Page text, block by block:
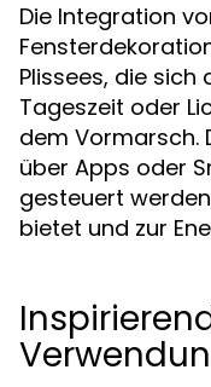
Die Integration
Plissees, die
Tageszeit oder
dem Vormarsch.
über Apps oder
gesteuert
bietet und zur